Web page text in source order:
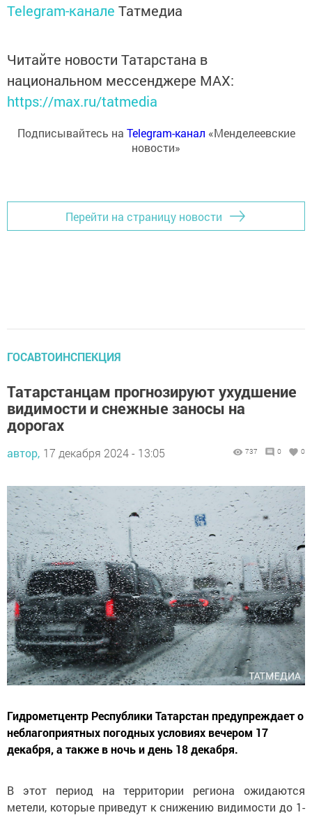
Telegram-канале Татмедиа
Читайте новости Татарстана в
национальном мессенджере MАХ:
https://max.ru/tatmedia
Подписывайтесь на Telegram-канал «Менделеевские
новости»
Перейти на страницу новости
ГОСАВТОИНСПЕКЦИЯ
Татарстанцам прогнозируют ухудшение
видимости и снежные заносы на
дорогах
автор, 17 декабря 2024 - 13:05 737 0 0
Гидрометцентр Республики Татарстан предупреждает о
неблагоприятных погодных условиях вечером 17
декабря, а также в ночь и день 18 декабря.
В этот период на территории региона ожидаются
метели, которые приведут к снижению видимости до 1-